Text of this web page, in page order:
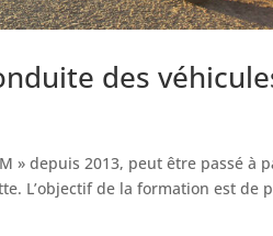
des
» depuis 2013, peut être passé à
L’objectif de la formation est de